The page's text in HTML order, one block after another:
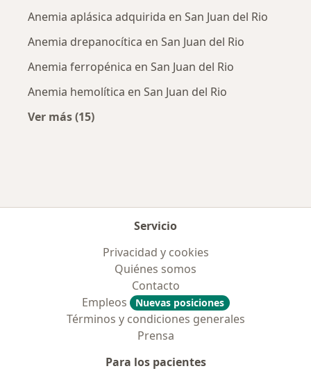
Anemia aplásica adquirida en San Juan del Rio
Anemia drepanocítica en San Juan del Rio
Anemia ferropénica en San Juan del Rio
Anemia hemolítica en San Juan del Rio
Ver más (15)
Servicio
Privacidad y cookies
Quiénes somos
Contacto
Empleos
Nuevas posiciones
Términos y condiciones generales
Prensa
Para los pacientes